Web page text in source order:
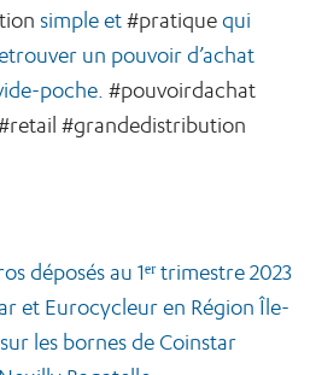
simple et#pratiquequi
un pouvoir d’achat
poche. #pouvoirdachat
#grandedistribution
déposés au 1ᵉʳ trimestre 2023
et Eurocycleur en Région Île-
les bornes de Coinstar